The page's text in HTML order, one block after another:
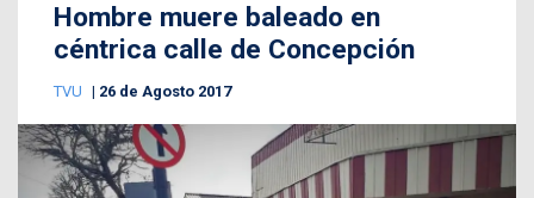
Hombre muere baleado en
céntrica calle de Concepción
TVU 26 de Agosto 2017